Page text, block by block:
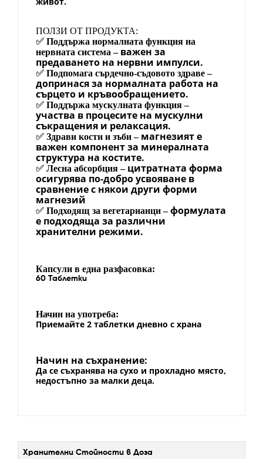
ПОЛЗИ ОТ ПРОДУКТА:
✅ Поддържа нормалната функция на
нервната система – важен за
предаването на нервни импулси.
✅ Подпомага сърдечно-съдовото здраве –
допринася за нормалната работа на
сърцето и кръвообращението.
✅ Поддържа мускулната функция –
участва в процесите на мускулни
съкращения и релаксация.
✅ Здрави кости и зъби – магнезият е
важен компонент за минералната
структура на костите.
✅ Лесна абсорбция – цитратната форма
осигурява по-добро усвояване в
сравнение с някои други форми
магнезий
✅ Подходящ за вегетарианци –формулата
е подходяща за различни
хранителни режими.
Капсули в една разфасовка:
60 Таблетки
Начин на употреба:
Приемайте 2 таблетки дневно с храна
Начин на съхранение:
Да се съхранява на сухо и прохладно място,
недостъпно за малки деца.
Хранителни Стойности в Доза